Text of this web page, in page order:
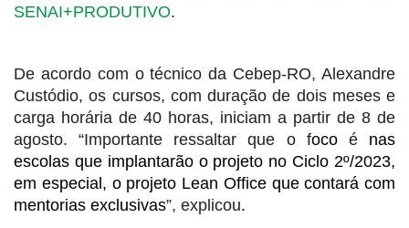
SENAI+PRODUTIVO.
De acordo com o técnico da Cebep-RO, Alexandre
Custódio, os cursos, com duração de dois meses e
carga horária de 40 horas, iniciam a partir de 8 de
agosto. “Importante ressaltar que o foco é nas
escolas que implantarão o projeto no Ciclo 2º/2023,
em especial, o projeto Lean Office que contará com
mentorias exclusivas”, explicou.